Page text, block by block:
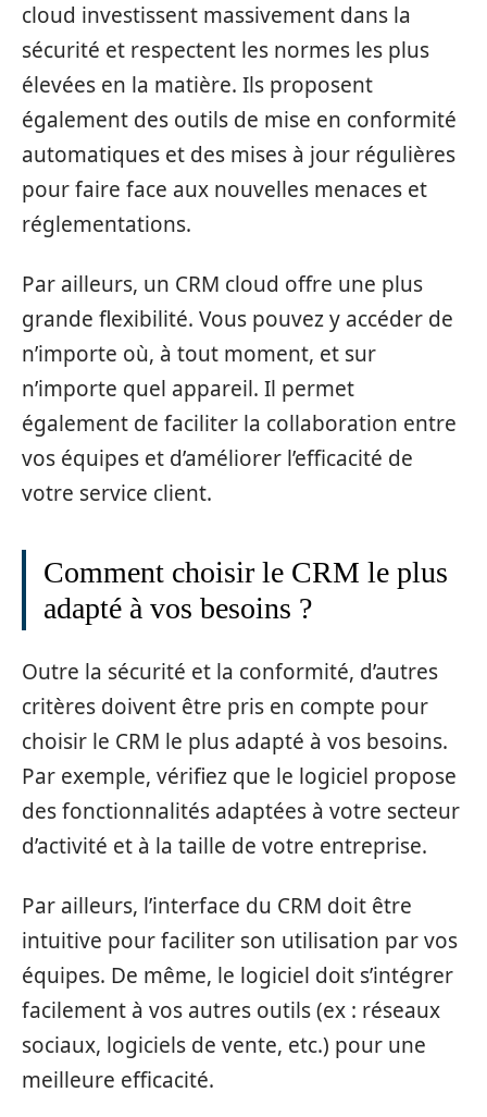
cloud investissent massivement dans la
sécurité et respectent les normes les plus
élevées en la matière. Ils proposent
également des outils de mise en conformité
automatiques et des mises à jour régulières
pour faire face aux nouvelles menaces et
réglementations.
Par ailleurs, un CRM cloud offre une plus
grande flexibilité. Vous pouvez y accéder de
n’importe où, à tout moment, et sur
n’importe quel appareil. Il permet
également de faciliter la collaboration entre
vos équipes et d’améliorer l’efficacité de
votre service client.
Comment choisir le CRM le plus
adapté à vos besoins ?
Outre la sécurité et la conformité, d’autres
critères doivent être pris en compte pour
choisir le CRM le plus adapté à vos besoins.
Par exemple, vérifiez que le logiciel propose
des fonctionnalités adaptées à votre secteur
d’activité et à la taille de votre entreprise.
Par ailleurs, l’interface du CRM doit être
intuitive pour faciliter son utilisation par vos
équipes. De même, le logiciel doit s’intégrer
facilement à vos autres outils (ex : réseaux
sociaux, logiciels de vente, etc.) pour une
meilleure efficacité.